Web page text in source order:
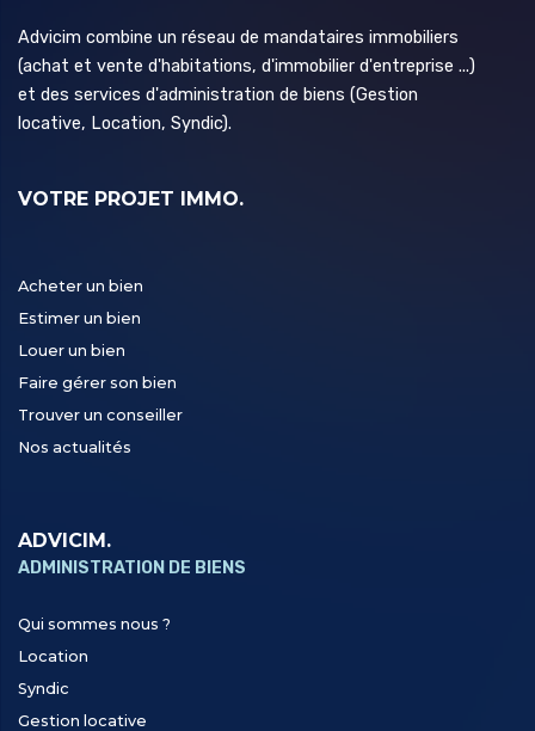
Advicim combine un réseau de mandataires immobiliers
(achat et vente d'habitations, d'immobilier d'entreprise ...)
et des services d'administration de biens (Gestion
locative, Location, Syndic).
VOTRE PROJET IMMO.
Acheter un bien
Estimer un bien
Louer un bien
Faire gérer son bien
Trouver un conseiller
Nos actualités
ADVICIM.
ADMINISTRATION DE BIENS
Qui sommes nous ?
Location
Syndic
Gestion locative